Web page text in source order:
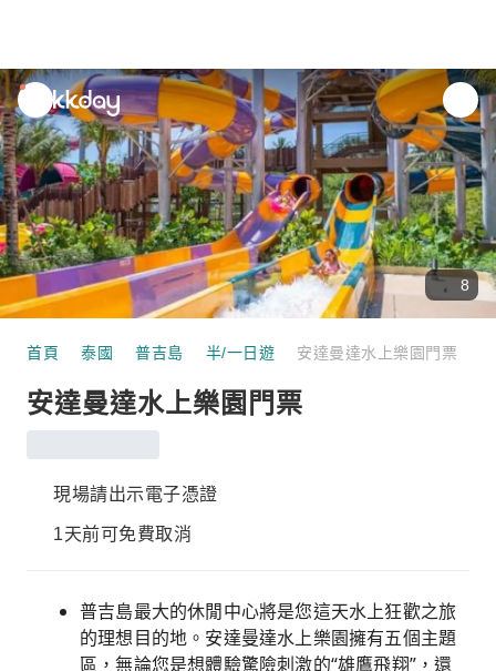
unread
notifications
8
首頁 泰國 普吉島 半/一日遊 安達曼達水上樂園門票
安達曼達水上樂園門票
現場請出示電子憑證
1天前可免費取消
普吉島最大的休閒中心將是您這天水上狂歡之旅
的理想目的地。安達曼達水上樂園擁有五個主題
區，無論您是想體驗驚險刺激的“雄鷹飛翔”，還